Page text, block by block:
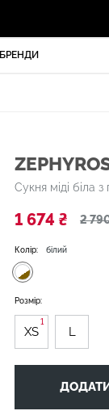
БРЕНДИ
Сукня міді біла
1 674 ₴ 2
Колір:
білий
Розмір:
XS
1
L